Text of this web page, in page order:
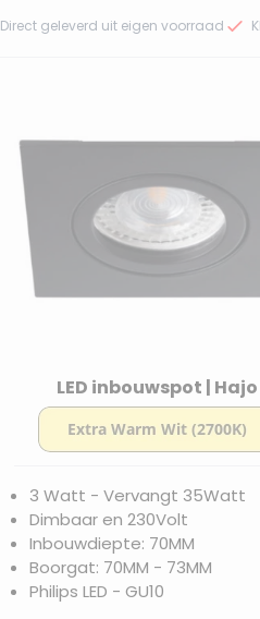
Direct geleverd uit eigen voorraad
LED inbouwspot | Hajo
3 Watt - Vervangt 35Watt
Dimbaar en 230Volt
Inbouwdiepte: 70MM
Boorgat: 70MM - 73MM
Philips LED - GU10